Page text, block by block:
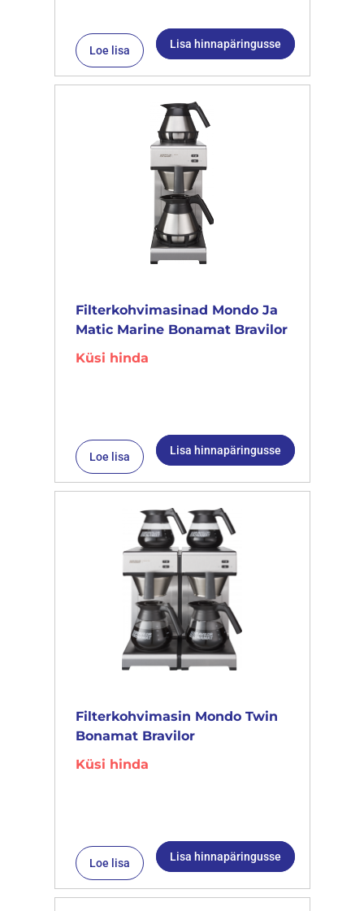
Loe lisa Lisa hinnapäringusse
Filterkohvimasinad Mondo Ja
Matic Marine Bonamat Bravilor
Küsi hinda
Loe lisa Lisa hinnapäringusse
Filterkohvimasin Mondo Twin
Bonamat Bravilor
Küsi hinda
Loe lisa Lisa hinnapäringusse